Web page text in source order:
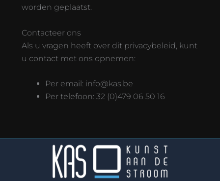
worden geplaatst.
Contacteer ons
Als u vragen heeft over dit privacybeleid, kunt
u contact met ons opnemen:
Per email: info@kas.be
Per telefoon: 32 (0)479 06 50 16